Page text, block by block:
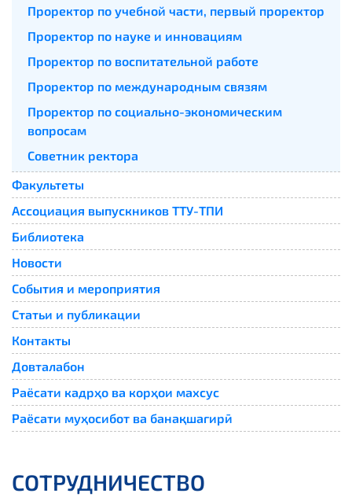
Проректор по учебной части, первый проректор
Проректор по науке и инновациям
Проректор по воспитательной работе
Проректор по международным связям
Проректор по социально-экономическим
вопросам
Советник ректора
Факультеты
Ассоциация выпускников ТТУ-ТПИ
Библиотека
Новости
События и мероприятия
Статьи и публикации
Контакты
Довталабон
Раёсати кадрҳо ва корҳои махсус
Раёсати муҳосибот ва банақшагирӣ
СОТРУДНИЧЕСТВО